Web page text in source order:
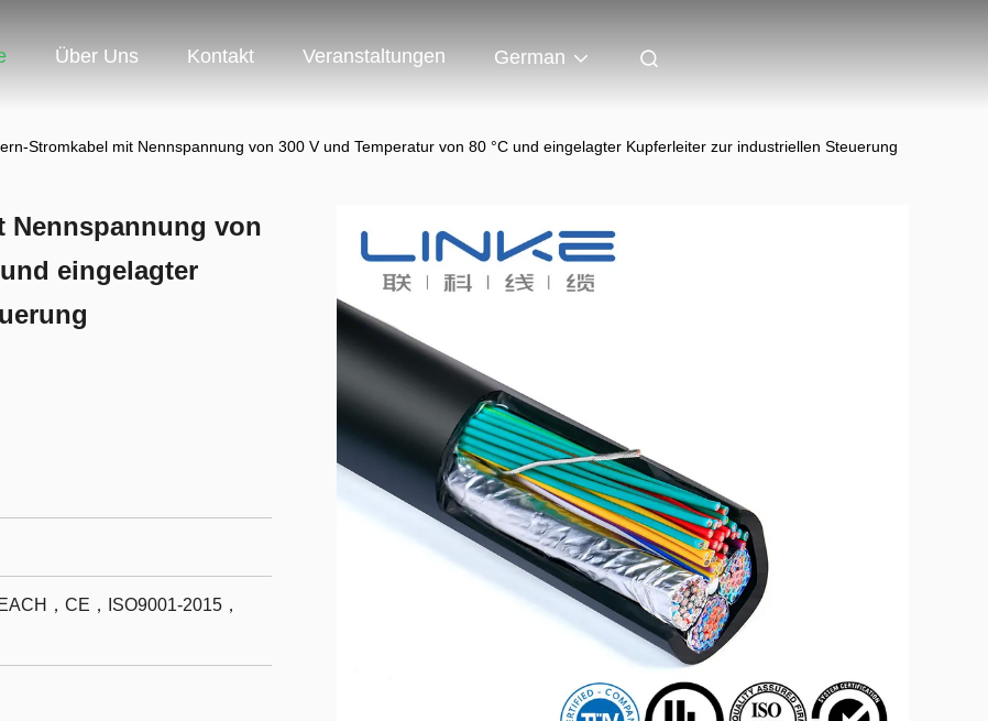
Über Uns Kontakt Veranstaltungen German
Stromkabel mit Nennspannung von 300 V und Temperatur von 80 °C und eingelagter Kupferleiter zur industriellen Steuerung
Nennspannung von
eingelagter
，CE，ISO9001-2015，